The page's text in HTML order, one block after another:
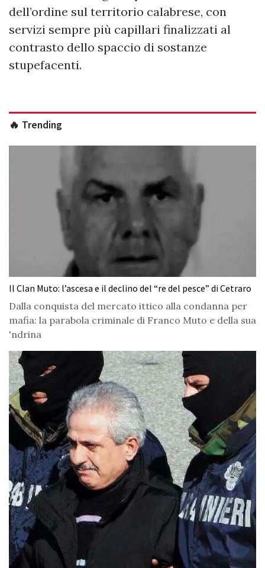
dell’ordine sul territorio calabrese, con
servizi sempre più capillari finalizzati al
contrasto dello spaccio di sostanze
stupefacenti.
🔥 Trending
Il Clan Muto: l’ascesa e il declino del “re del pesce” di Cetraro
Dalla conquista del mercato ittico alla condanna per
mafia: la parabola criminale di Franco Muto e della sua
'ndrina